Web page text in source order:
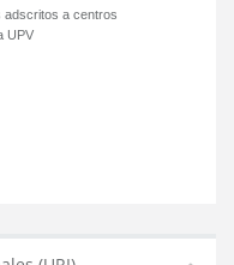
adscritos a centros
UPV